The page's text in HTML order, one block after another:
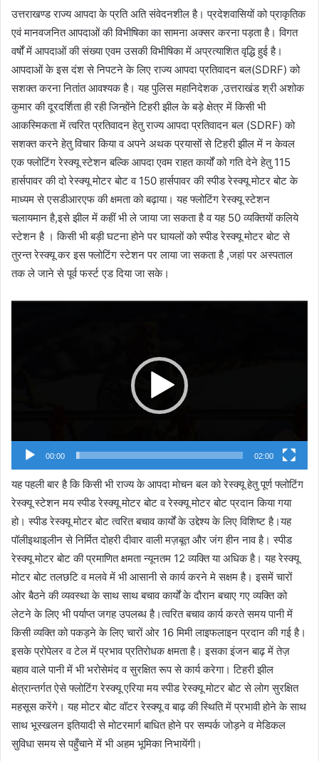
उत्तराखण्ड राज्य आपदा के प्रति अति संवेदनशील है। प्रदेशवासियों को प्राकृतिक
एवं मानवजनित आपदाओं की विभीषिका का सामना अक्सर करना पड़ता है। विगत
वर्षों में आपदाओं की संख्या एवम उसकी विभीषिका में अप्रत्याशित वृद्धि हुई है।
आपदाओं के इस दंश से निपटने के लिए राज्य आपदा प्रतिवादन बल(SDRF) को
सशक्त करना नितांत आवश्यक है। यह पुलिस महानिदेशक ,उत्तराखंड श्री अशोक
कुमार की दूरदर्शिता ही रही जिन्होंने टिहरी झील के बड़े क्षेत्र में किसी भी
आकस्मिकता में त्वरित प्रतिवादन हेतु राज्य आपदा प्रतिवादन बल (SDRF) को
सशक्त करने हेतु विचार किया व अपने अथक प्रयासों से टिहरी झील में न केवल
एक फ्लोटिंग रेस्क्यू स्टेशन बल्कि आपदा एवम राहत कार्यों को गति देने हेतु 115
हार्सपावर की दो रेस्क्यू मोटर बोट व 150 हार्सपावर की स्पीड रेस्क्यू मोटर बोट के
माध्यम से एसडीआरएफ की क्षमता को बढ़ाया। यह फ्लोटिंग रेस्क्यू स्टेशन
चलायमान है,इसे झील में कहीं भी ले जाया जा सकता है व यह 50 व्यक्तियों कलिये
स्टेशन है । किसी भी बड़ी घटना होने पर घायलों को स्पीड रेस्क्यू मोटर बोट से
तुरन्त रेस्क्यू कर इस फ्लोटिंग स्टेशन पर लाया जा सकता है ,जहां पर अस्पताल
तक ले जाने से पूर्व फर्स्ट एड दिया जा सके।
00:00 02:00
यह पहली बार है कि किसी भी राज्य के आपदा मोचन बल को रेस्क्यू हेतु पूर्ण फ्लोटिंग
रेस्क्यू स्टेशन मय स्पीड रेस्क्यू मोटर बोट व रेस्क्यू मोटर बोट प्रदान किया गया
हो। स्पीड रेस्क्यू मोटर बोट त्वरित बचाव कार्यों के उद्देश्य के लिए विशिष्ट है।यह
पॉलीइथाइलीन से निर्मित दोहरी दीवार वाली मज़बूत और जंग हीन नाव है। स्पीड
रेस्क्यू मोटर बोट की प्रमाणित क्षमता न्यूनतम 12 व्यक्ति या अधिक है। यह रेस्क्यू
मोटर बोट तलछटि व मलवे में भी आसानी से कार्य करने मे सक्षम है। इसमें चारों
ओर बैठने की व्यवस्था के साथ साथ बचाव कार्यों के दौरान बचाए गए व्यक्ति को
लेटने के लिए भी पर्याप्त जगह उपलब्ध है।त्वरित बचाव कार्य करते समय पानी में
किसी व्यक्ति को पकड़ने के लिए चारों ओर 16 मिमी लाइफलाइन प्रदान की गई है।
इसके प्रोपेलर व टेल में प्रभाव प्रतिरोधक क्षमता है। इसका इंजन बाढ़ में तेज़
बहाव वाले पानी में भी भरोसेमंद व सुरक्षित रूप से कार्य करेगा। टिहरी झील
क्षेत्रान्तर्गत ऐसे फ्लोटिंग रेस्क्यू एरिया मय स्पीड रेस्क्यू मोटर बोट से लोग सुरक्षित
महसूस करेंगे। यह मोटर बोट वॉटर रेस्क्यू व बाढ़ की स्थिति में प्रभावी होने के साथ
साथ भूस्खलन इतियादी से मोटरमार्ग बाधित होने पर सम्पर्क जोड़ने व मेडिकल
सुविधा समय से पहुँचाने में भी अहम भूमिका निभायेंगी।